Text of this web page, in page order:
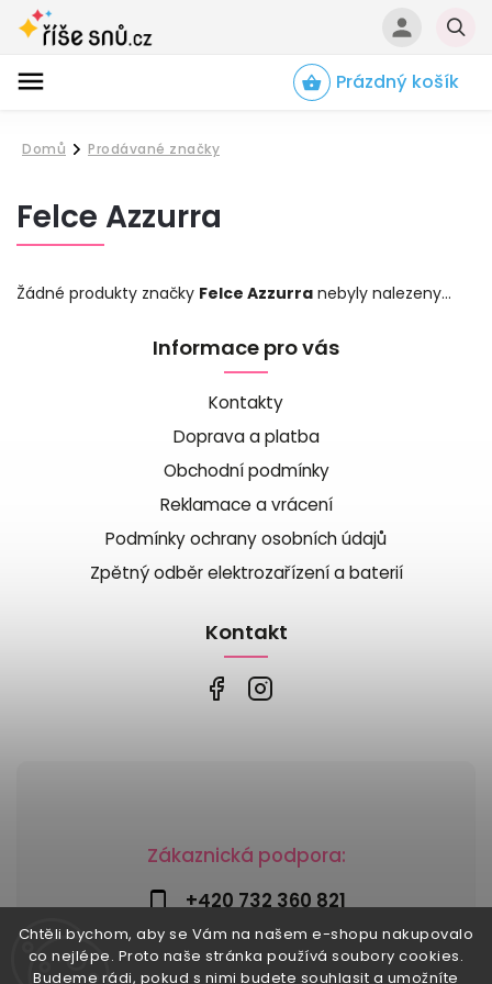
Chtěli bychom, aby se Vám na našem e-shopu nakupovalo
co nejlépe. Proto naše stránka používá soubory cookies.
Budeme rádi, pokud s nimi budete souhlasit a umožníte
Prázdný košík
Domů
/
Prodávané značky
Felce Azzurra
Žádné produkty značky Felce Azzurra nebyly nalezeny...
Zákaznická podpora:
+420 732 360 821
info@risesnu.cz
Informace pro vás
Kontakty
Doprava a platba
Obchodní podmínky
Reklamace a vrácení
Podmínky ochrany osobních údajů
Zpětný odběr elektrozařízení a baterií
Kontakt